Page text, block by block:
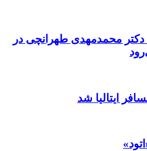
محمدمهدی طهرانچی در
ایتالیا شد